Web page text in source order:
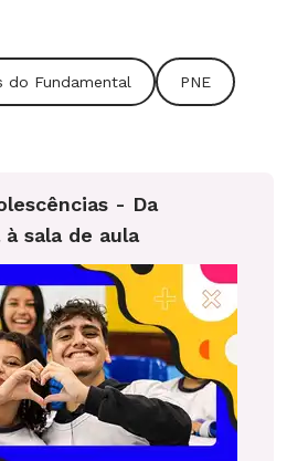
do Fundamental PNE
- Da
sala de aula